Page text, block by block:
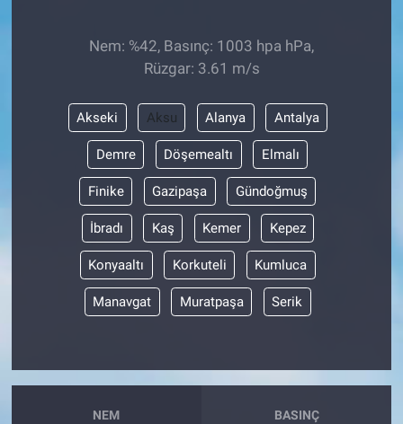
Nem: %42, Basınç: 1003 hpa hPa,
Rüzgar: 3.61 m/s
Akseki Aksu Alanya Antalya
Demre Döşemealtı Elmalı
Finike Gazipaşa Gündoğmuş
İbradı Kaş Kemer Kepez
Konyaaltı Korkuteli Kumluca
Manavgat Muratpaşa Serik
NEM BASINÇ